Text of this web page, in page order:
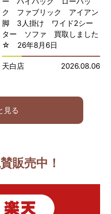
ク ファブリック アイアン
脚 3人掛け ワイド2シー
ター ソファ 買取しました
☆ 26年8月6日
天白店 2026.08.06
見る
販売中！